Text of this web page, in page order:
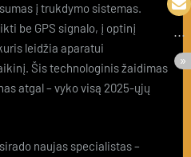
į trukdymo sistemas.
be GPS signalo, į optinį
leidžia aparatui
Šis technologinis žaidimas
atgal – vyko visą 2025-ųjų
naujas specialistas –